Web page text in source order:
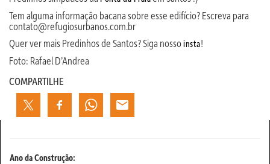
Tem alguma informação bacana sobre esse edifício? Escreva para
contato@refugiosurbanos.com.br
Quer ver mais Predinhos de Santos? Siga nossoinsta!
Foto: Rafael D’Andrea
COMPARTILHE
Ano da Construção: